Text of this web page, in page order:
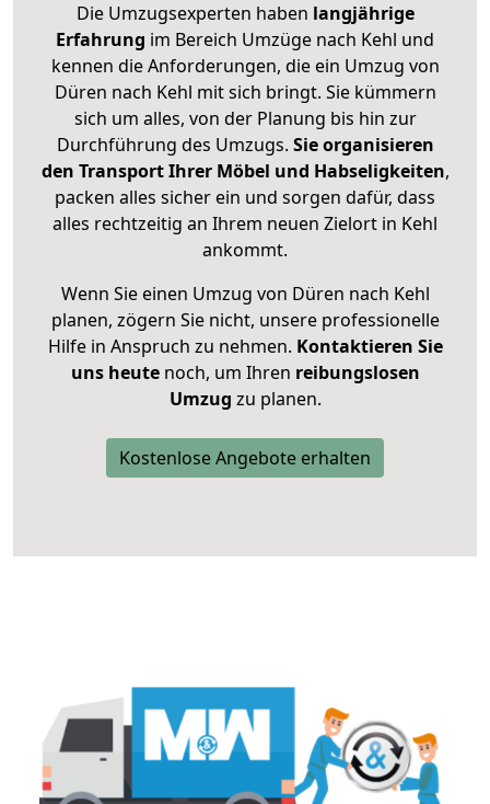
Die Umzugsexperten haben langjährige
Erfahrung im Bereich Umzüge nach Kehl und
kennen die Anforderungen, die ein Umzug von
Düren nach Kehl mit sich bringt. Sie kümmern
sich um alles, von der Planung bis hin zur
Durchführung des Umzugs. Sie organisieren
den Transport Ihrer Möbel und Habseligkeiten,
packen alles sicher ein und sorgen dafür, dass
alles rechtzeitig an Ihrem neuen Zielort in Kehl
ankommt.
Wenn Sie einen Umzug von Düren nach Kehl
planen, zögern Sie nicht, unsere professionelle
Hilfe in Anspruch zu nehmen. Kontaktieren Sie
uns heutenoch, um Ihren reibungslosen
Umzug zu planen.
Kostenlose Angebote erhalten